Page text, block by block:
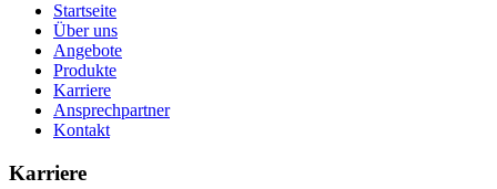
Startseite
Über uns
Angebote
Produkte
Karriere
Ansprechpartner
Kontakt
Karriere